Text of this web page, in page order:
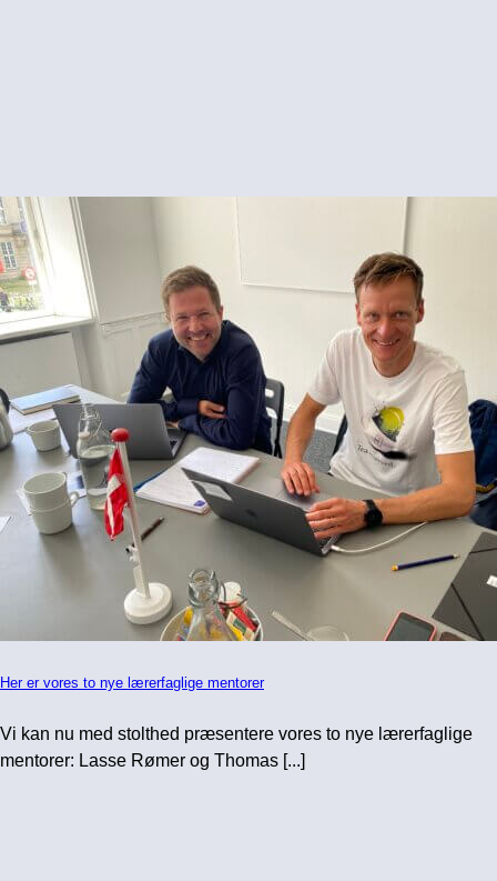
Her er vores to nye lærerfaglige mentorer
Vi kan nu med stolthed præsentere vores to nye lærerfaglige
mentorer: Lasse Rømer og Thomas [...]